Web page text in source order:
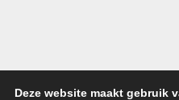
Deze website maakt gebruik